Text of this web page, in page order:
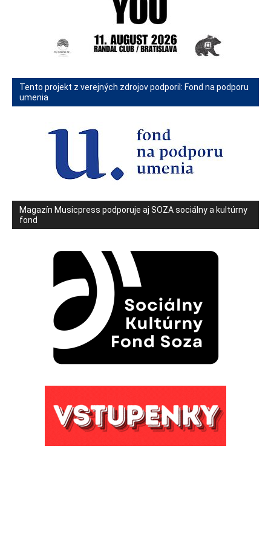
Tento projekt z verejných zdrojov podporil: Fond na podporu
umenia
Magazín Musicpress podporuje aj SOZA sociálny a kultúrny
fond